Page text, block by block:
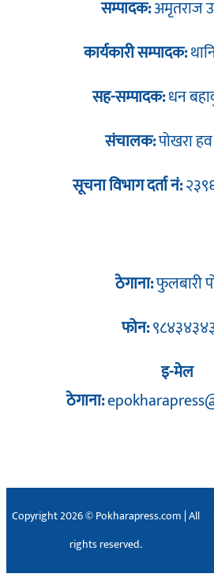
सम्पादक:अमृतराज
कार्यकारी सम्पादक:
सह-सम्पादक:धन
संचालक:पोखरा हव
सूचना विभाग दर्ता नं:
ठेगाना:फुलबारी
फोन:
इ-मेल
ठेगाना:
Copyright 2026 © Pokharapress.com | All
rights reserved.